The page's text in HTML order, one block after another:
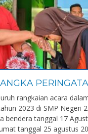
rangkaian acara
2023 di SMP Negeri
bendera tanggal 17
tanggal 25 agustus
Ika Suci Guntari, S.Pd.
NIK
NIP
STAT
Tenaga